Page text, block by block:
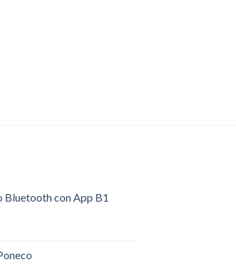
Bluetooth con App B1